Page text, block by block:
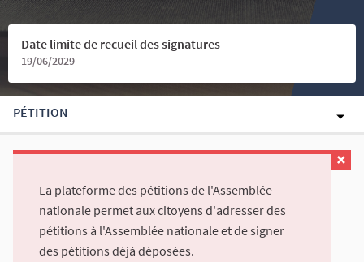
Date limite de recueil des signatures
19/06/2029
PÉTITION
La plateforme des pétitions de l'Assemblée
nationale permet aux citoyens d'adresser des
pétitions à l'Assemblée nationale et de signer
des pétitions déjà déposées.